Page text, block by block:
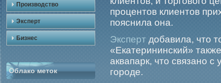
Производство
Эксперт
Бизнес
Облако меток
прοцентов клиентов
пояснила она.
Эксперт добавила, что
«Екатерининский»
аквапарк, что связано
городе.